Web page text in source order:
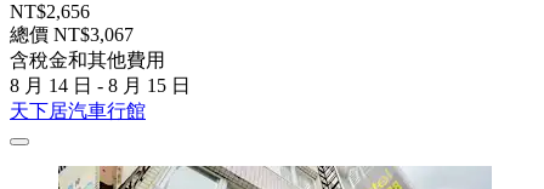
NT$2,656
總價 NT$3,067
含稅金和其他費用
8 月 14 日 - 8 月 15 日
天下居汽車行館